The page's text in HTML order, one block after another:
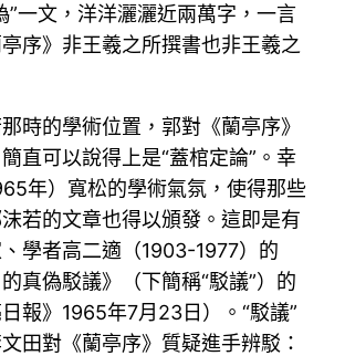
”一文，洋洋灑灑近兩萬字，一言
序》非王羲之所撰書也非王羲之
時的學術位置，郭對《蘭亭序》
直可以說得上是“蓋棺定論”。幸
年）寬松的學術氣氛，使得那些
若的文章也得以頒發。這即是有
學者高二適（1903-1977）的
的真偽駁議》（下簡稱“駁議”）的
報》1965年7月23日）。“駁議”
田對《蘭亭序》質疑進手辨駁：